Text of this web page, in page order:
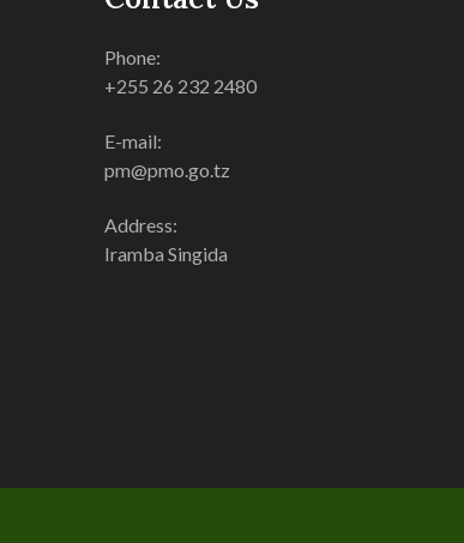
Phone:
+255 26 232 2480
E-mail:
pm@pmo.go.tz
Address:
Iramba Singida